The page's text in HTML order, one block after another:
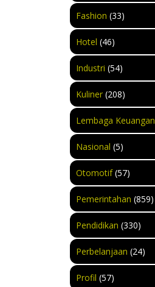
Fashion (33)
Hotel (46)
Industri (54)
Kuliner(208)
Lembaga Keuangan
Nasional (5)
Otomotif(57)
Pemerintahan (859)
Pendidikan (330)
Perbelanjaan (24)
Profil (57)